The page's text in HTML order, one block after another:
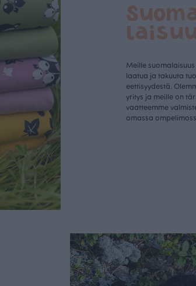
Meille
laatua ja takuuta
eettisyydestä.
yritys ja meille on
vaatteemme
omassa